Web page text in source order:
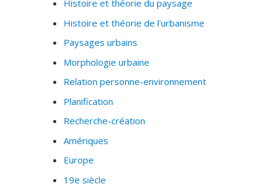
Histoire et théorie du paysage
Histoire et théorie de l'urbanisme
Paysages urbains
Morphologie urbaine
Relation personne-environnement
Planification
Recherche-création
Amériques
Europe
19e siècle